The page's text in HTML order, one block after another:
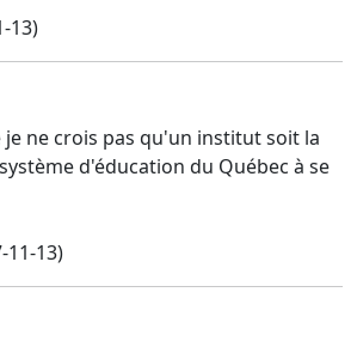
13)
je ne crois pas qu'un institut soit la
d'éducation du Québec à se
11-13)